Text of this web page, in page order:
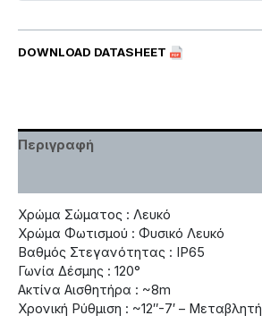
DOWNLOAD DATASHEET
Περιγραφή
Χρώμα Σώματος : Λευκό
Χρώμα Φωτισμού : Φυσικό Λευκό
Βαθμός Στεγανότητας : IP65
Γωνία Δέσμης : 120°
Ακτίνα Αισθητήρα : ~8m
Χρονική Ρύθμιση : ~12″-7′ – Μεταβλητή